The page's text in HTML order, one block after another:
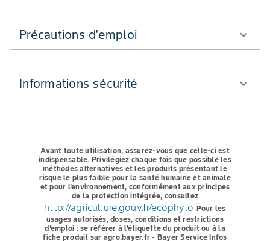
Précautions d'emploi
Informations sécurité
Avant toute utilisation, assurez-vous que celle-ci est
indispensable. Privilégiez chaque fois que possible les
méthodes alternatives et les produits présentant le
risque le plus faible pour la santé humaine et animale
et pour l'environnement, conformément aux principes
de la protection intégrée, consultez
http://agriculture.gouv.fr/ecophyto Pour les
usages autorisés, doses, conditions et restrictions
d'emploi : se référer à l'étiquette du produit ou à la
fiche produit sur agro.bayer.fr - Bayer Service Infos